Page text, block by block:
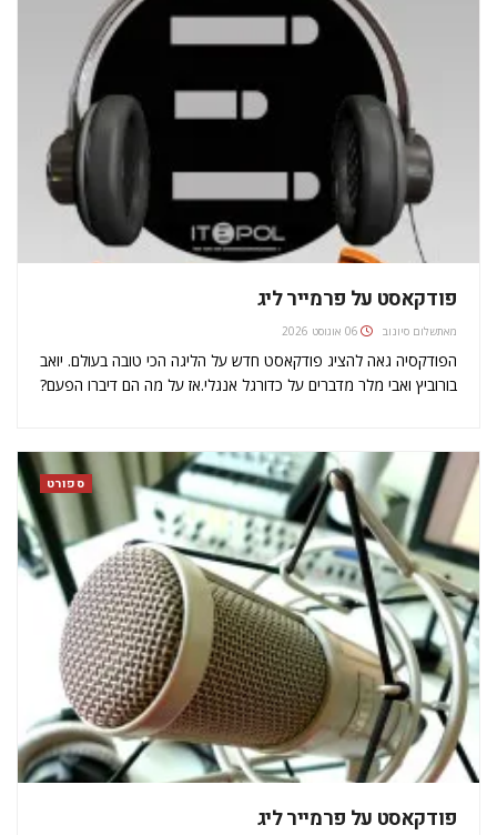
פודקאסט על פרמייר ליג
מאתשלום סיונוב 06 אוגוסט 2026
הפודקסיה גאה להציג פודקאסט חדש על הליגה הכי טובה בעולם. יואב
בורוביץ ואבי מלר מדברים על כדורגל אנגלי.אז על מה הם דיברו הפעם?
ספורט
פודקאסט על פרמייר ליג